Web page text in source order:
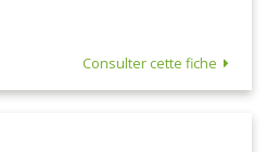
Consulter cette fiche